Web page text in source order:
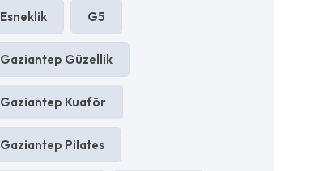
Esneklik G5
Gaziantep Güzellik
Gaziantep Kuaför
Gaziantep Pilates